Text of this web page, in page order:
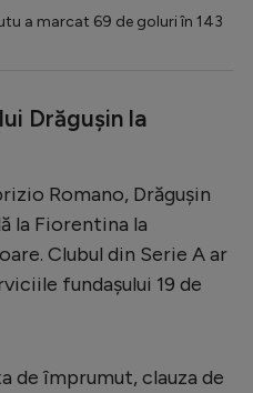
a marcat 69 de goluri în 143
Drăgușin la
Romano, Drăgușin
la Fiorentina la
Clubul din Serie A ar
fundașului 19 de
de împrumut, clauza de